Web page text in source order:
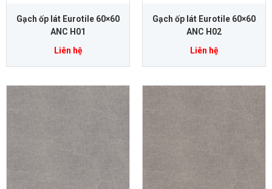
Gạch ốp lát Eurotile 60×60
ANC H01
Liên hệ
Gạch ốp lát Eurotile 60×60
ANC H02
Liên hệ